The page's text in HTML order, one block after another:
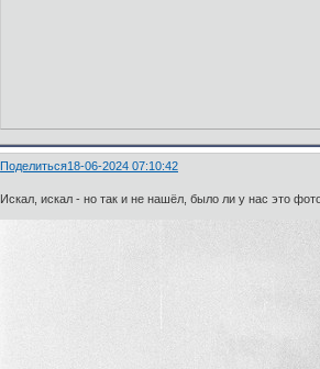
Поделиться18-06-2024 07:10:42
Искал, искал - но так и не нашёл, было ли у нас это